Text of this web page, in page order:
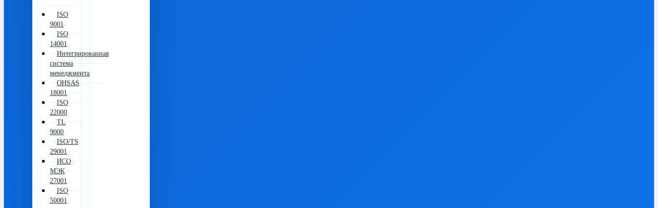
ISO
9001
ISO
14001
Интегрированная
система
менеджмента
OHSAS
18001
ISO
22000
TL
9000
ISO/TS
29001
ИСО
МЭК
27001
ISO
50001